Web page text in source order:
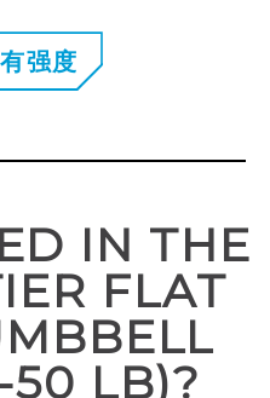
强度
IN THE
FLAT
50 LB)?